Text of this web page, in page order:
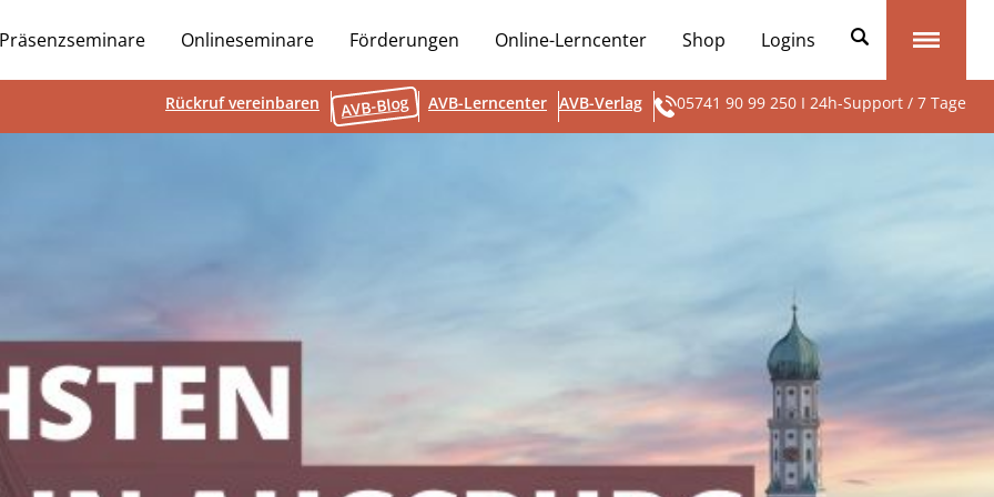
Präsenzseminare Onlineseminare Förderungen Online-Lerncenter Shop Logins
Rückruf vereinbaren AVB-Blog AVB-Lerncenter AVB-Verlag 05741 90 99 250 I 24h-Support / 7 Tage